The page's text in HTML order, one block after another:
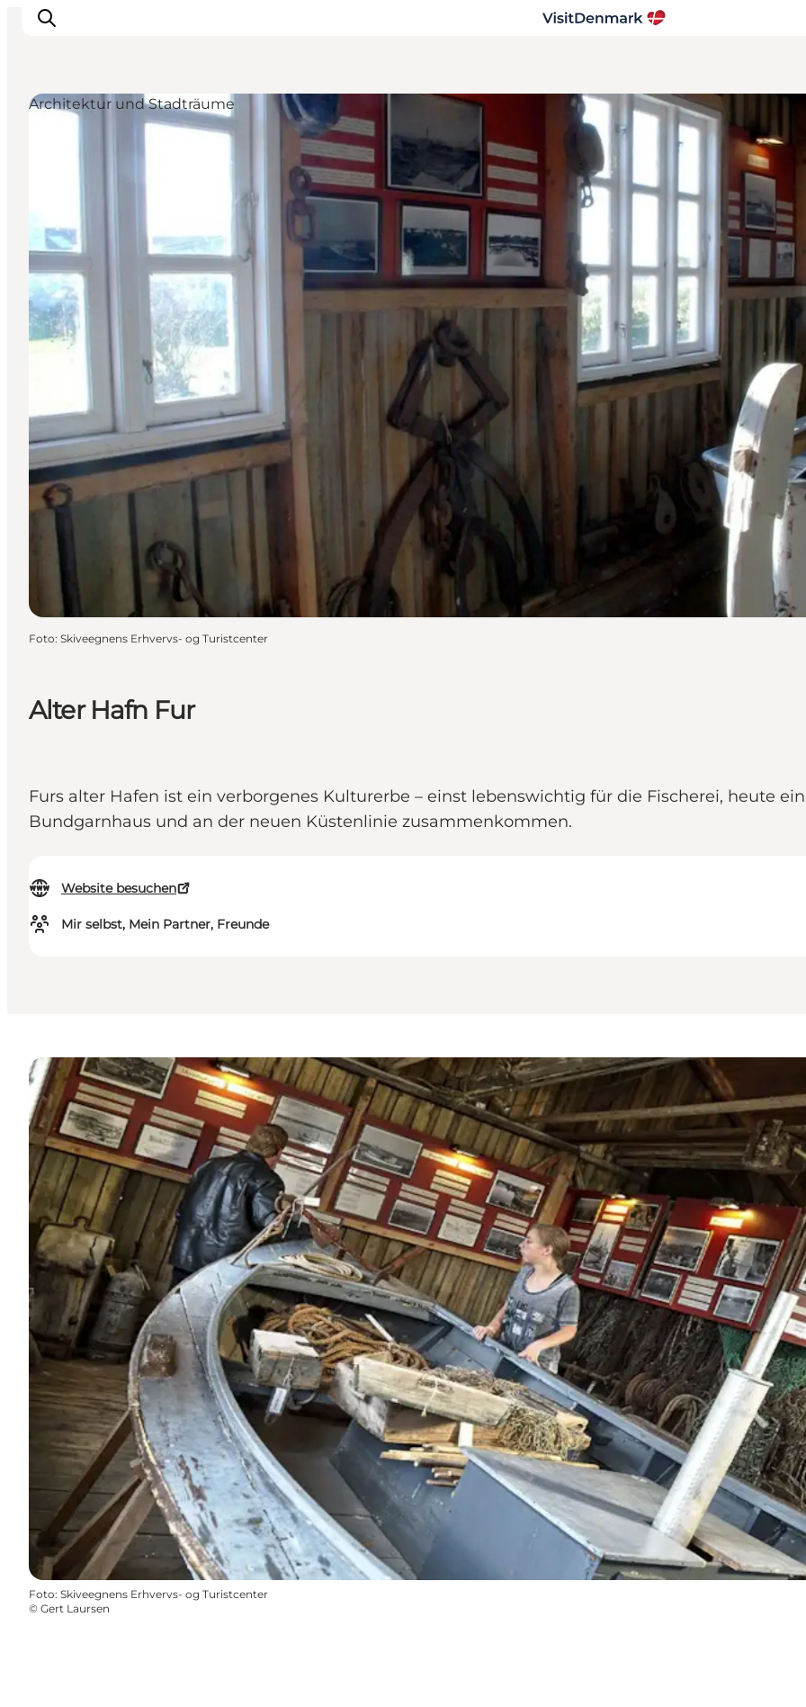
Unterkünfte
Reiseplanung
Alter Hafn Fur
Furs alter Hafen ist ein verborgenes Kulturerbe – einst lebenswichtig für die Fischerei, heute
Bundgarnhaus und an der neuen Küstenlinie zusammenkommen.
Website besuchen
Mir selbst, Mein Partner, Freunde
Architektur und Stadträume
Foto: Skiveegnens Erhvervs- og Turistcenter
Foto: Skiveegnens Erhvervs- og Turistcenter
© Gert Laursen